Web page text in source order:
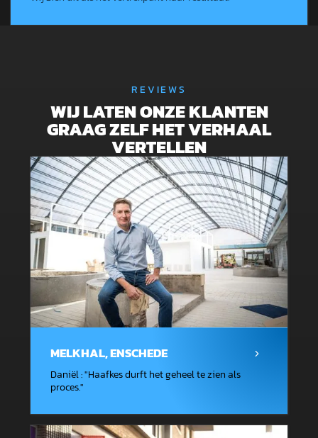
REVIEWS
WIJ LATEN ONZE KLANTEN
GRAAG ZELF HET VERHAAL
VERTELLEN
MELKHAL, ENSCHEDE
Daniël: "Haafkes durft het geheel te zien als
proces."